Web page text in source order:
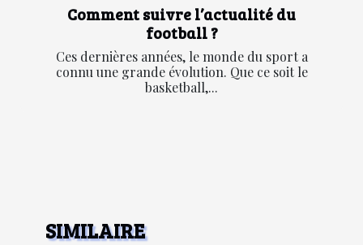
Comment suivre l’actualité du
football ?
Ces dernières années, le monde du sport a
connu une grande évolution. Que ce soit le
basketball,...
SIMILAIRE